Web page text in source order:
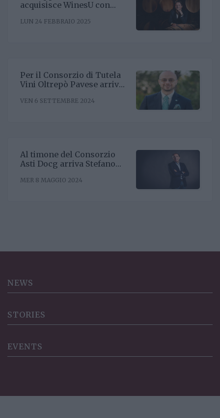
acquisisce WinesU con
posizionamento negli Stati
LUN 24 FEBBRAIO 2025
Per il Consorzio di Tutela
Vini Oltrepò Pavese arriva
Riccardo Binda
VEN 6 SETTEMBRE 2024
Al timone del Consorzio
Asti Docg arriva Stefano
sinergia associativa e far
MER 8 MAGGIO 2024
NEWS
STORIES
EVENTS